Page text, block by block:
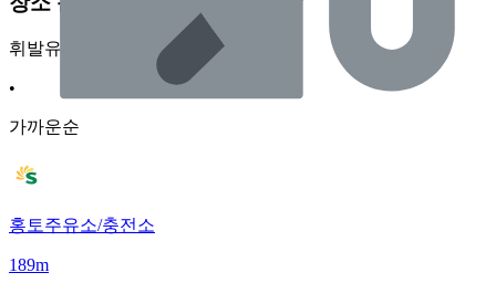
휘발유
•
가까운순
홍토주유소/충전소
189m